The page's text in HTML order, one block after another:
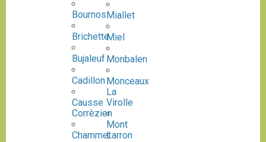
Bournos
Brichette
Bujaleuf
Cadillon
Causse
Corrèzien
Chammet
Miallet
Miel
Monbalen
Monceaux
La
Virolle
Mont
Larron